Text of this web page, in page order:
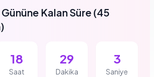
Kalan Süre(45
)
18
Saat
29
Dakika
2
Saniye